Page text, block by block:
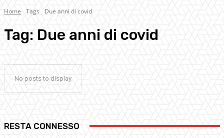
Home Tags Due anni di covid
Tag: Due anni di covid
No posts to display
RESTA CONNESSO